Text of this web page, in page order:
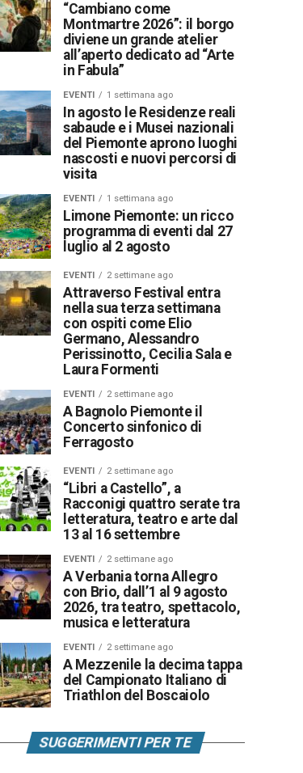
“Cambiano come
Montmartre 2026”: il borgo
diviene un grande atelier
all’aperto dedicato ad “Arte
in Fabula”
EVENTI 1 settimana ago
In agosto le Residenze reali
sabaude e i Musei nazionali
del Piemonte aprono luoghi
nascosti e nuovi percorsi di
visita
EVENTI 1 settimana ago
Limone Piemonte: un ricco
programma di eventi dal 27
luglio al 2 agosto
EVENTI 2 settimane ago
Attraverso Festival entra
nella sua terza settimana
con ospiti come Elio
Germano, Alessandro
Perissinotto, Cecilia Sala e
Laura Formenti
EVENTI 2 settimane ago
A Bagnolo Piemonte il
Concerto sinfonico di
Ferragosto
EVENTI 2 settimane ago
“Libri a Castello”, a
Racconigi quattro serate tra
letteratura, teatro e arte dal
13 al 16 settembre
EVENTI 2 settimane ago
A Verbania torna Allegro
con Brio, dall’1 al 9 agosto
2026, tra teatro, spettacolo,
musica e letteratura
EVENTI 2 settimane ago
A Mezzenile la decima tappa
del Campionato Italiano di
Triathlon del Boscaiolo
SUGGERIMENTI PER TE